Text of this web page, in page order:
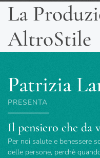
La
AltroStile
Patrizia
PRESENTA
Il pensiero che da
Per noi salute e benessere
delle persone, perchè